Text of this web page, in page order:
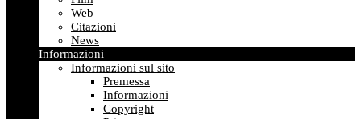
Web
Citazioni
News
Informazioni
Informazioni sul sito
Premessa
Informazioni
Copyright